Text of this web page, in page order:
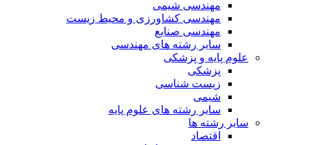
مهندسی شیمی
مهندسی کشاورزی و محیط زیست
مهندسی صنایع
سایر رشته های مهندسی
علوم پایه و پزشکی
پزشکی
زیست شناسی
شیمی
سایر رشته های علوم پایه
سایر رشته ها
اقتصاد